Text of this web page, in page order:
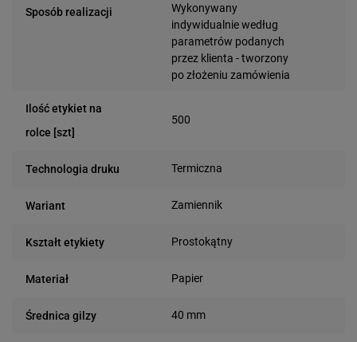
Sposób realizacji
Wykonywany
indywidualnie według
parametrów podanych
przez klienta - tworzony
po złożeniu zamówienia
Ilość etykiet na
rolce [szt]
500
Technologia druku Termiczna
Wariant Zamiennik
Kształt etykiety Prostokątny
Materiał Papier
Średnica gilzy 40 mm